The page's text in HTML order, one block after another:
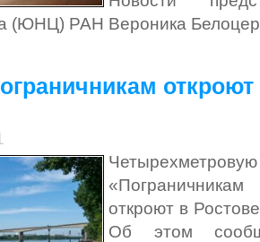
(ЮНЦ) РАН Вероника
откроют
откроют в
Об этом